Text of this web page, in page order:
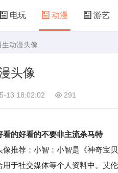
电玩 动漫 游艺
娃娃机
动漫头像
头像
13 18:02:02 291
看的好看的不要非主流杀马特
荐：小智：小智是《神奇宝
于社交媒体等个人资料中。艾